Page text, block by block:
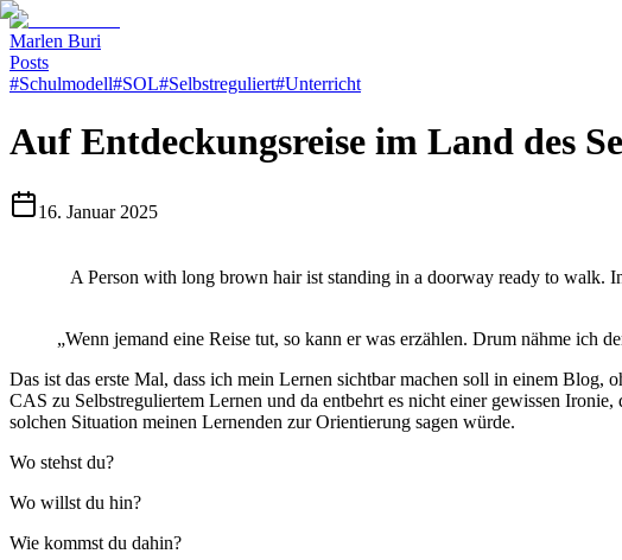
Marlen Buri
Posts
#Schulmodell#SOL#Selbstreguliert#Unterricht
Auf Entdeckungsreise im Land des
16. Januar 2025
A Person with long brown hair ist standing in a doorway ready to walk.
„Wenn jemand eine Reise tut, so kann er was erzählen. Drum nähme ich
Das ist das erste Mal, dass ich mein Lernen sichtbar machen soll in einem
CAS zu Selbstreguliertem Lernen und da entbehrt es nicht einer gewissen
solchen Situation meinen Lernenden zur Orientierung sagen würde.
Wo stehst du?
Wo willst du hin?
Wie kommst du dahin?